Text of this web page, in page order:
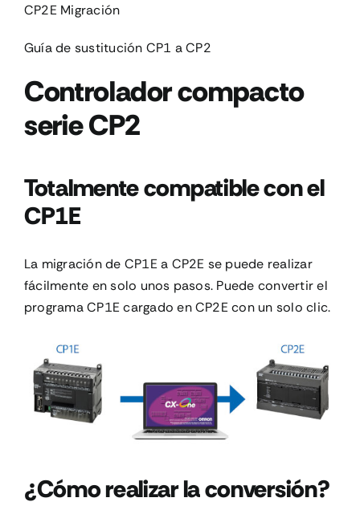
CP2E Migración
Guía de sustitución CP1 a CP2
Controlador compacto
serie CP2
Totalmente compatible con el
CP1E
La migración de CP1E a CP2E se puede realizar
fácilmente en solo unos pasos. Puede convertir el
programa CP1E cargado en CP2E con un solo clic.
¿Cómo realizar la conversión?